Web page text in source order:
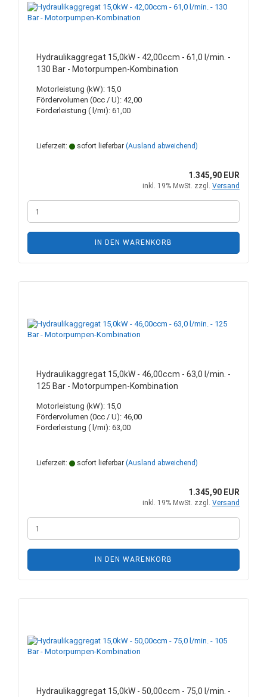
Hydraulikaggregat 15,0kW - 42,00ccm - 61,0 l/min. -
130 Bar - Motorpumpen-Kombination
Motorleistung (kW): 15,0
Fördervolumen (0cc / U): 42,00
Förderleistung ( l/mi): 61,00
Lieferzeit: sofort lieferbar (Ausland abweichend)
1.345,90 EUR
inkl. 19% MwSt. zzgl. Versand
IN DEN WARENKORB
Hydraulikaggregat 15,0kW - 46,00ccm - 63,0 l/min. -
125 Bar - Motorpumpen-Kombination
Motorleistung (kW): 15,0
Fördervolumen (0cc / U): 46,00
Förderleistung ( l/mi): 63,00
Lieferzeit: sofort lieferbar (Ausland abweichend)
1.345,90 EUR
inkl. 19% MwSt. zzgl. Versand
IN DEN WARENKORB
Hydraulikaggregat 15,0kW - 50,00ccm - 75,0 l/min. -